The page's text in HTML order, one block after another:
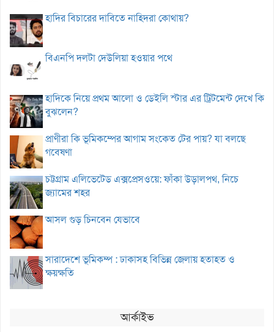
হাদির বিচারের দাবিতে নাহিদরা কোথায়?
বিএনপি দলটা দেউলিয়া হওয়ার পথে
হাদিকে নিয়ে প্রথম আলো ও ডেইলি স্টার এর ট্রিটমেন্ট দেখে কি
বুঝলেন?
প্রাণীরা কি ভূমিকম্পের আগাম সংকেত টের পায়? যা বলছে
গবেষণা
চট্টগ্রাম এলিভেটেড এক্সপ্রেসওয়ে: ফাঁকা উড়ালপথ, নিচে
জ্যামের শহর
আসল গুড় চিনবেন যেভাবে
সারাদেশে ভূমিকম্প : ঢাকাসহ বিভিন্ন জেলায় হতাহত ও
ক্ষয়ক্ষতি
আর্কাইভ